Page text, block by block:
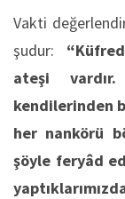
Vakti
şudur:
ateşi
kendilerinden
her nankörü
şöyle feryâd